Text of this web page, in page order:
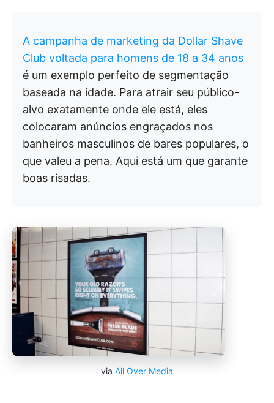
A campanha de marketing da Dollar Shave
Club voltada para homens de 18 a 34 anos
é um exemplo perfeito de segmentação
baseada na idade. Para atrair seu público-
alvo exatamente onde ele está, eles
colocaram anúncios engraçados nos
banheiros masculinos de bares populares, o
que valeu a pena. Aqui está um que garante
boas risadas.
via All Over Media